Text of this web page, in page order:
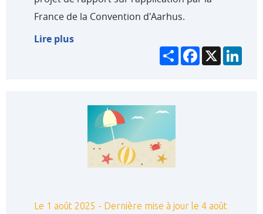
France de la Convention d'Aarhus.
Lire plus
PartagerFacebook
X
Le 1 août 2025 - Dernière mise à jour le 4 août